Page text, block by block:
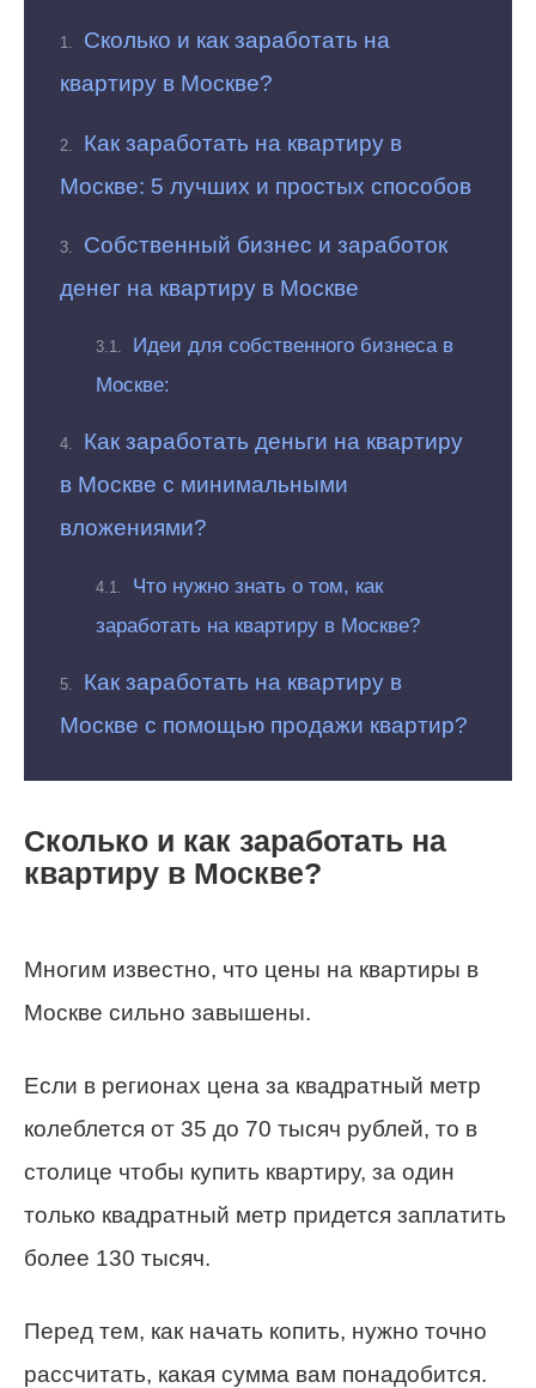
Сколько и как заработать на
квартиру в Москве?
Как заработать на квартиру в
Москве: 5 лучших и простых способов
Собственный бизнес и заработок
денег на квартиру в Москве
Идеи для собственного бизнеса в
Москве:
Как заработать деньги на квартиру
в Москве с минимальными
вложениями?
Что нужно знать о том, как
заработать на квартиру в Москве?
Как заработать на квартиру в
Москве с помощью продажи квартир?
Сколько и как заработать на
квартиру в Москве?
Многим известно, что цены на квартиры в
Москве сильно завышены.
Если в регионах цена за квадратный метр
колеблется от 35 до 70 тысяч рублей, то в
столице чтобы купить квартиру, за один
только квадратный метр придется заплатить
более 130 тысяч.
Перед тем, как начать копить, нужно точно
рассчитать, какая сумма вам понадобится.